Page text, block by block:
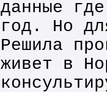
данные
год. Но
Решила
живет в